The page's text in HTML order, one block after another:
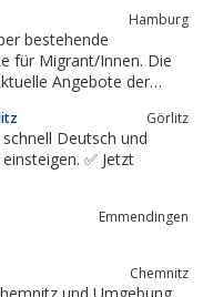
Hamburg
bestehende
für Migrant/Innen. Die
und Flüchtlinge inGörlitz
Deutsch und
✅ Jetzt
Emmendingen
Chemnitz